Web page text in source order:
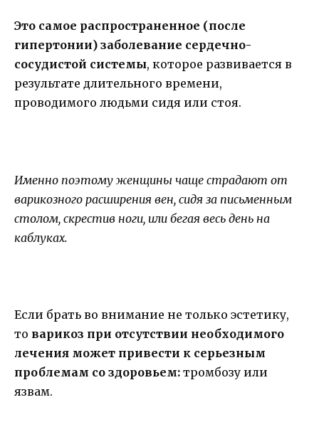
Это самое распространенное (после
гипертонии) заболевание сердечно-
сосудистой системы, которое развивается в
результате длительного времени,
проводимого людьми сидя или стоя.
Именно поэтому женщины чаще страдают от
варикозного расширения вен, сидя за письменным
столом, скрестив ноги, или бегая весь день на
каблуках.
Если брать во внимание не только эстетику,
то варикоз при отсутствии необходимого
лечения может привести к серьезным
проблемам со здоровьем: тромбозу или
язвам.